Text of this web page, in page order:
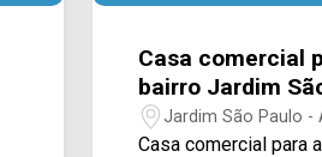
Casa comercial
bairro Jardim
Americana/SP.
Jardim São Paulo -
Casa comercial para